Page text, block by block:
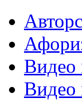
Видео
Видео